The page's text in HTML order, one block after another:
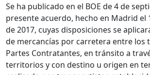
Se ha publicado en el BOE de 4 de
presente acuerdo, hecho en Madrid el
de 2017, cuyas disposiciones se
de mercancías por carretera entre los
Partes Contratantes, en tránsito a
territorios y con destino u origen en